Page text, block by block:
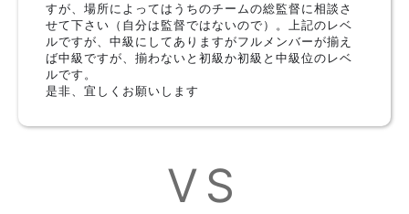
すが、場所によってはうちのチームの総監督に相談さ
せて下さい（自分は監督ではないので）。上記のレベ
ルですが、中級にしてありますがフルメンバーが揃え
ば中級ですが、揃わないと初級か初級と中級位のレベ
ルです。
是非、宜しくお願いします
VS